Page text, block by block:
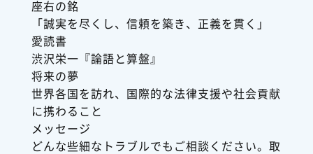
座右の銘
「誠実を尽くし、信頼を築き、正義を貫く」
愛読書
渋沢栄一『論語と算盤』
将来の夢
世界各国を訪れ、国際的な法律支援や社会貢献
に携わること
メッセージ
どんな些細なトラブルでもご相談ください。取